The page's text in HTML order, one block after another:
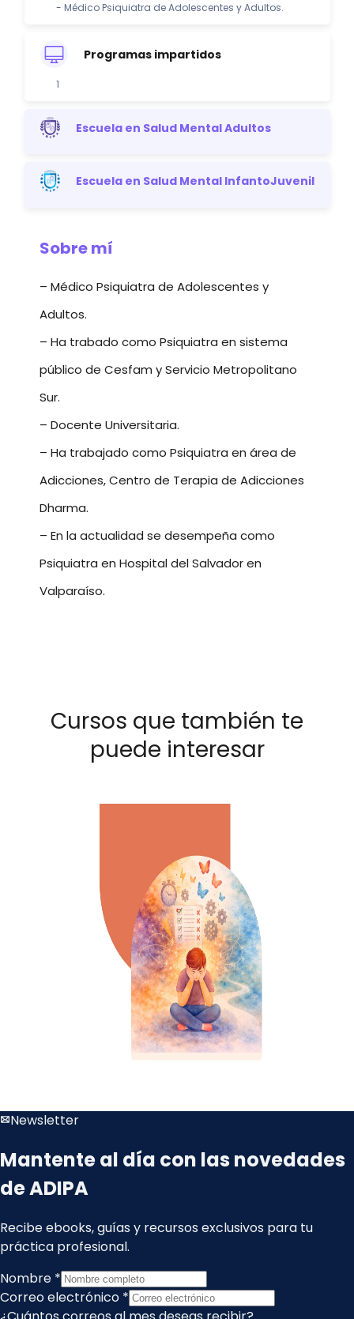
- Médico Psiquiatra de Adolescentes y Adultos.
Programas impartidos
1
Escuela en Salud Mental Adultos
Escuela en Salud Mental InfantoJuvenil
Sobre mí
– Médico Psiquiatra de Adolescentes y
Adultos.
– Ha trabado como Psiquiatra en sistema
público de Cesfam y Servicio Metropolitano
Sur.
– Docente Universitaria.
– Ha trabajado como Psiquiatra en área de
Adicciones, Centro de Terapia de Adicciones
Dharma.
– En la actualidad se desempeña como
Psiquiatra en Hospital del Salvador en
Valparaíso.
Cursos que también te
puede interesar